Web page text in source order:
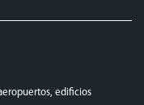
edificios